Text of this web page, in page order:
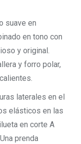
suave en
en tono con
y original.
y forro polar,
laterales en el
elásticos en las
en corte A
prenda